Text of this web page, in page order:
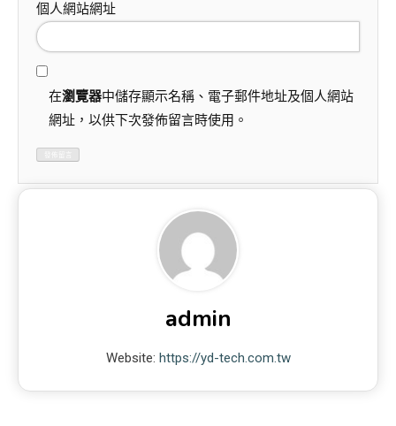
個人網站網址
在瀏覽器中儲存顯示名稱、電子郵件地址及個人網站
網址，以供下次發佈留言時使用。
admin
Website: https://yd-tech.com.tw